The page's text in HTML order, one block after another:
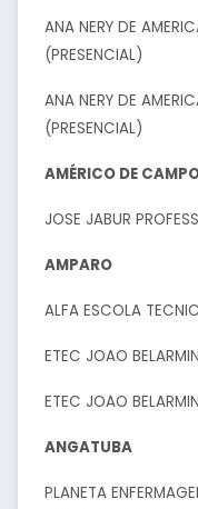
ANA NERY DE
(PRESENCIAL)
ANA NERY DE
(PRESENCIAL)
AMÉRICO DE
JOSE JABUR
AMPARO
ALFA ESCOLA
ETEC JOAO
ETEC JOAO
ANGATUBA
PLANETA